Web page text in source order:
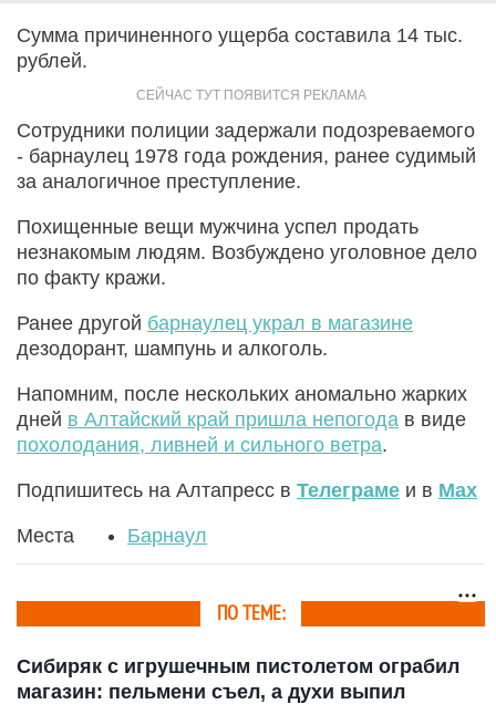
Сумма причиненного ущерба составила 14 тыс.
рублей.
Сотрудники полиции задержали подозреваемого
- барнаулец 1978 года рождения, ранее судимый
за аналогичное преступление.
Похищенные вещи мужчина успел продать
незнакомым людям. Возбуждено уголовное дело
по факту кражи.
Ранее другой барнаулец украл в магазине
дезодорант, шампунь и алкоголь.
Напомним, после нескольких аномально жарких
дней в Алтайский край пришла непогода в виде
похолодания, ливней и сильного ветра.
Подпишитесь на Алтапресс в Телеграме и в Max
Места Барнаул
ПО ТЕМЕ:
Сибиряк с игрушечным пистолетом ограбил
магазин: пельмени съел, а духи выпил